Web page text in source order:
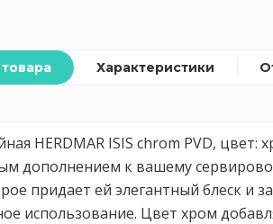
Характеристики
HERDMAR ISIS chrom PVD, цвет:
дополнением к вашему
придает ей элегантный блеск
использование. Цвет хром